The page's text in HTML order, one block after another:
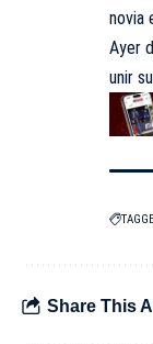
novia
Ayer
unir
Share This